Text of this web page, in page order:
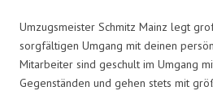
Umzugsmeister Schmitz Mainz legt
sorgfältigen Umgang mit deinen
Mitarbeiter sind geschult im Umgang
Gegenständen und gehen stets mit